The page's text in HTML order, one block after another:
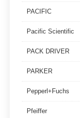
PACIFIC
Pacific Scientific
PACK DRIVER
PARKER
Pepperl+Fuchs
Pfeiffer